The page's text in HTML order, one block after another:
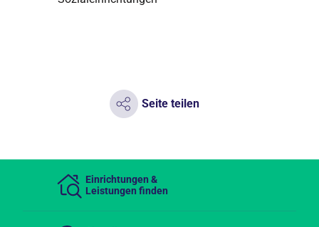
Seite teilen
Einrichtungen &
Leistungen finden